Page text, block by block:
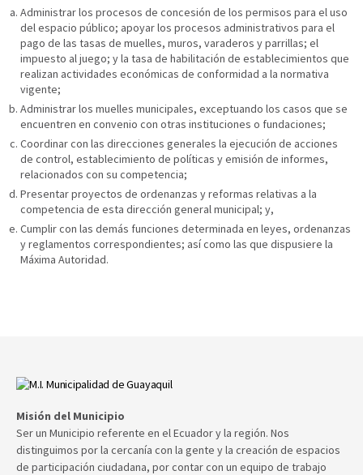
Administrar los procesos de concesión de los permisos para el uso
del espacio público; apoyar los procesos administrativos para el
pago de las tasas de muelles, muros, varaderos y parrillas; el
impuesto al juego; y la tasa de habilitación de establecimientos que
realizan actividades económicas de conformidad a la normativa
vigente;
Administrar los muelles municipales, exceptuando los casos que se
encuentren en convenio con otras instituciones o fundaciones;
Coordinar con las direcciones generales la ejecución de acciones
de control, establecimiento de políticas y emisión de informes,
relacionados con su competencia;
Presentar proyectos de ordenanzas y reformas relativas a la
competencia de esta dirección general municipal; y,
Cumplir con las demás funciones determinada en leyes, ordenanzas
y reglamentos correspondientes; así como las que dispusiere la
Máxima Autoridad.
Misión del Municipio
Ser un Municipio referente en el Ecuador y la región. Nos
distinguimos por la cercanía con la gente y la creación de espacios
de participación ciudadana, por contar con un equipo de trabajo